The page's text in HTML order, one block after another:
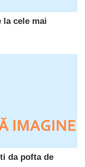
la cele mai
da pofta de